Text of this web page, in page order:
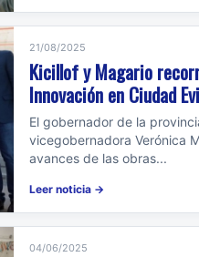
21/08/2025
Kicillof y Magario
Innovación en Ciudad
El gobernador de la
vicegobernadora Verónica
avances de las obras...
Leer noticia →
04/06/2025